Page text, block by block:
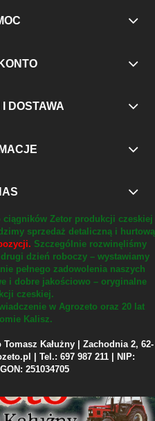
DOSTAWA
ciągników Zetor produkcji czeskiej
sprzedaż detaliczną i hurtową
Szczególnie rozwinęliśmy
dzień roboczy – wystawiamy
pełnego zadowolenia naszych
i dobre jakościowo – oryginalne
czeskiej.
w Agrozeto oraz 20 lat
Kalisz.
Kałużny | Zachodnia 2, 62-
| Tel.: 697 987 211 | NIP:
251034705